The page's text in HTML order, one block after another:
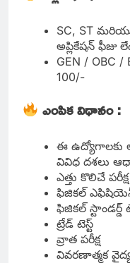
SC, ST మరియు
అప్లికేషన్ ఫీజు
GEN / OBC /
100/-
ఎంపిక విధానం :
ఈ ఉద్యోగాలకు
వివిధ దశలు
ఎత్తు కొలిచే
ఫిజికల్
ఫిజికల్ స్టాండర్డ్
ట్రేడ్ టెస్ట్
వ్రాత పరీక్ష
వివరణాత్మక వైద్య